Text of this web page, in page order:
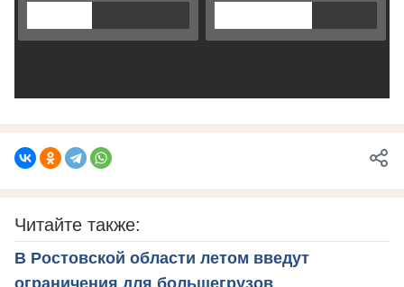
Читайте также:
В Ростовской области летом введут